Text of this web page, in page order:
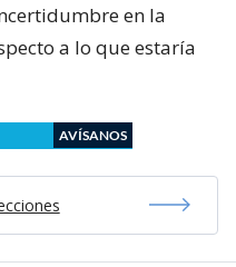
en la
a lo que estaría
AVÍSANOS